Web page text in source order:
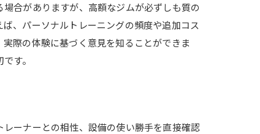
合がありますが、高額なジムが必ずしも質の
、パーソナルトレーニングの頻度や追加コス
際の体験に基づく意見を知ることができま
す。
ーナーとの相性、設備の使い勝手を直接確認